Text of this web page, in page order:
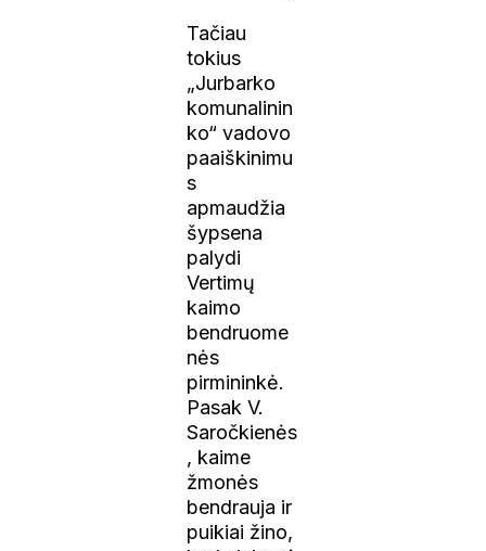
Tačiau
tokius
„Jurbarko
komunalinin
ko“ vadovo
paaiškinimu
s
apmaudžia
šypsena
palydi
Vertimų
kaimo
bendruome
nės
pirmininkė.
Pasak V.
Saročkienės
, kaime
žmonės
bendrauja ir
puikiai žino,